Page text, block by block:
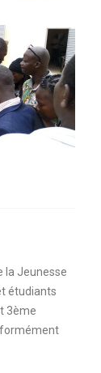
la Jeunesse
étudiants
3ème